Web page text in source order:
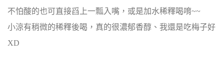
不怕酸的也可直接舀上一瓢入嘴，或是加水稀釋喝唷~~
小涼有稍微的稀釋後喝，真的很濃郁香醇、我還是吃梅子好
XD